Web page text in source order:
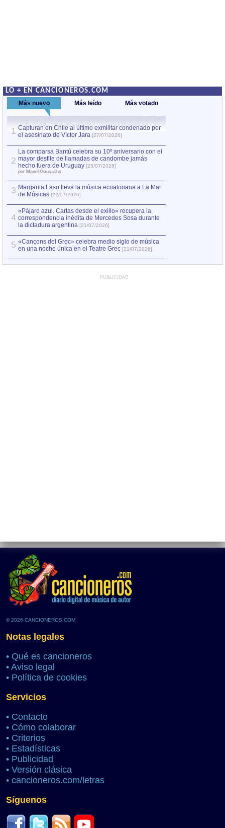
LO + EN CANCIONEROS.COM
Más nuevo Más leído Más votado
1 Capturan en Chile al último exmilitar condenado por
el asesinato de Víctor Jara [27/07/2026]
2
La comparsa Bantú celebra su 10º aniversario con el
mayor desfile de llamadas de candombe jamás
hecho fuera de Uruguay [25/07/2026]
por Manel Gausachs
3 Margarita Laso lleva la música ecuatoriana a La Mar
de Músicas [22/07/2026]
4
«Pájaro azul. Cartas desde el exilio» recupera la
correspondencia inédita de Mercedes Sosa durante
la dictadura argentina [21/07/2026]
5 «Cançons del Grec» celebra medio siglo de música
en una noche única en el Teatre Grec [21/07/2026]
PUBLICIDAD
© 2026 CANCIONEROS.COM
Notas legales
• Qué es cancioneros
• Aviso legal
• Política de cookies
Servicios
• Contacto
• Cómo colaborar
• Criterios
• Estadísticas
• Publicidad
• Versión clásica
• cancioneros.com/letras
Síguenos